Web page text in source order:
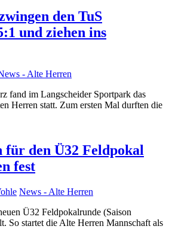
den TuS
und ziehen ins
- Alte Herren
fand im Langscheider Sportpark das
Herren statt. Zum ersten Mal durften die
für den Ü32 Feldpokal
fest
News - Alte Herren
Ü32 Feldpokalrunde (Saison
So startet die Alte Herren Mannschaft als